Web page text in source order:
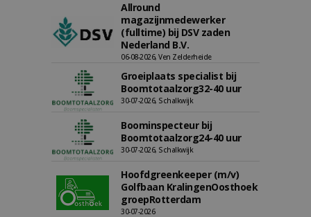
Allround
magazijnmedewerker
(fulltime) bij DSV zaden
Nederland B.V.
06-08-2026, Ven Zelderheide
Groeiplaats specialist bij
Boomtotaalzorg32-40 uur
30-07-2026, Schalkwijk
Boominspecteur bij
Boomtotaalzorg24-40 uur
30-07-2026, Schalkwijk
Hoofdgreenkeeper (m/v)
Golfbaan KralingenOosthoek
groepRotterdam
30-07-2026